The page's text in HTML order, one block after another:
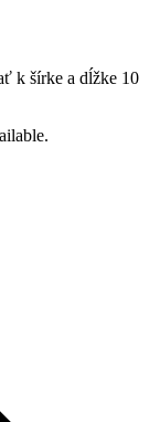
k šírke a dĺžke 10